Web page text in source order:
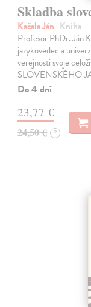
Skladba
Kačala Ján | Kniha
Profesor PhDr. Ján
jazykovedec a
verejnosti svoje
SLOVENSKÉHO
Do 4 dní
23,77 €
24,50 € ?